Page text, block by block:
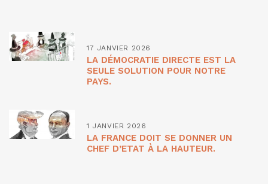
17 JANVIER 2026
LA DÉMOCRATIE DIRECTE EST LA
SEULE SOLUTION POUR NOTRE
PAYS.
1 JANVIER 2026
LA FRANCE DOIT SE DONNER UN
CHEF D’ETAT À LA HAUTEUR.